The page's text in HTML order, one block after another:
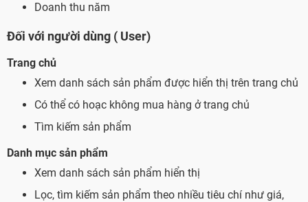
Doanh thu năm
Đối với người dùng ( User)
Trang chủ
Xem danh sách sản phẩm được hiển thị trên trang chủ
Có thể có hoạc không mua hàng ở trang chủ
Tìm kiếm sản phẩm
Danh mục sản phẩm
Xem danh sách sản phẩm hiển thị
Lọc, tìm kiếm sản phẩm theo nhiều tiêu chí như giá,